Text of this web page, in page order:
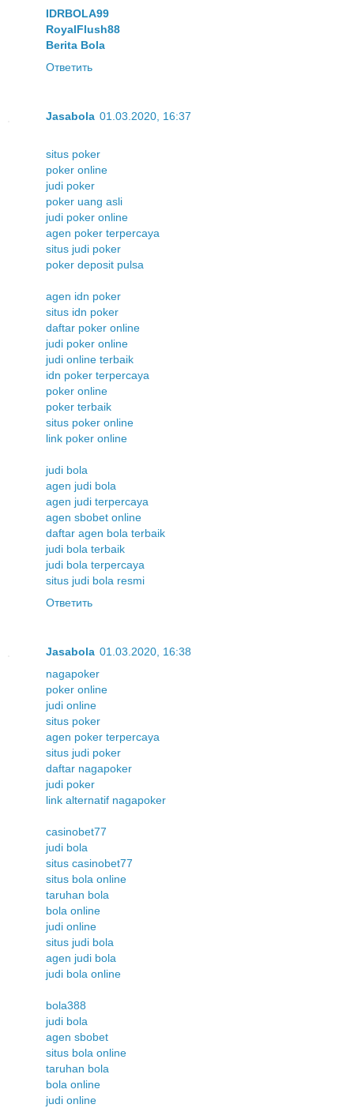
IDRBOLA99
RoyalFlush88
Berita Bola
Ответить
Jasabola 01.03.2020, 16:37
situs poker
poker online
judi poker
poker uang asli
judi poker online
agen poker terpercaya
situs judi poker
poker deposit pulsa
agen idn poker
situs idn poker
daftar poker online
judi poker online
judi online terbaik
idn poker terpercaya
poker online
poker terbaik
situs poker online
link poker online
judi bola
agen judi bola
agen judi terpercaya
agen sbobet online
daftar agen bola terbaik
judi bola terbaik
judi bola terpercaya
situs judi bola resmi
Ответить
Jasabola 01.03.2020, 16:38
nagapoker
poker online
judi online
situs poker
agen poker terpercaya
situs judi poker
daftar nagapoker
judi poker
link alternatif nagapoker
casinobet77
judi bola
situs casinobet77
situs bola online
taruhan bola
bola online
judi online
situs judi bola
agen judi bola
judi bola online
bola388
judi bola
agen sbobet
situs bola online
taruhan bola
bola online
judi online